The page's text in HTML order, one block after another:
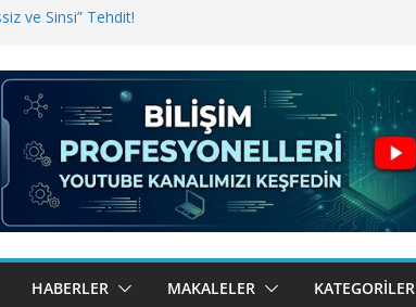
ve Sinsi” Tehdit!
Bugün BulutTahsilat’ta
Kemal Oral Tüm Sorularımızı
HABERLER MAKALELER KATEGORILER